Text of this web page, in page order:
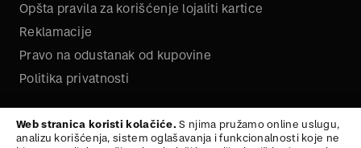
Opšta pravila za korišćenje lojaliti kartice
Reklamacije
Pravo na odustanak od kupovine
Politika privatnosti
Kariera
Web stranica koristi kolačiće. S njima pružamo online uslugu,
analizu korišćenja, sistem oglašavanja i funkcionalnosti koje ne